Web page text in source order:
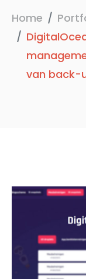
Home
van back-